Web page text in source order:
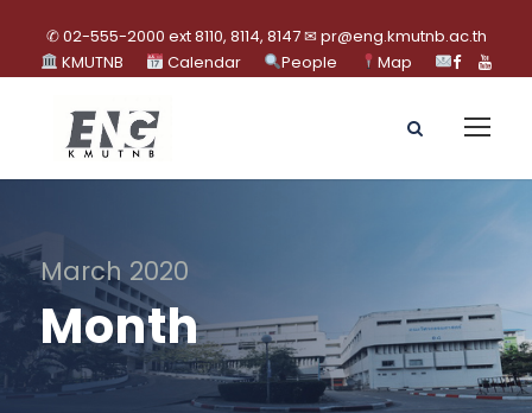
✆ 02-555-2000 ext 8110, 8114, 8147 ✉ pr@eng.kmutnb.ac.th
KMUTNB
Calendar People Map
March 2020
Month